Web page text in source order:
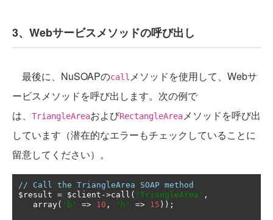
3、Webサービスメソッドの呼び出し
最後に、NuSOAPのcall メソッドを使用して、Webサ
ービスメソッドを呼び出します。次の例で
は、
TriangleAreaおよびRectangleAreaメソッドを呼び出
しています（潜在的なエラーもチェックしていることに
留意してください）。
// Call the TriangleArea SOAP method
$result = $client ->call ( 'TriangleArea' ,
   array
( 'b' => 10 , 'h' => 15 ));